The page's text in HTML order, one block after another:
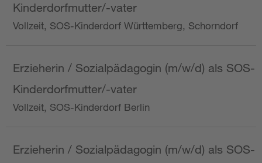
Kinderdorfmutter/-vater
Vollzeit, SOS-Kinderdorf Württemberg, Schorndorf
Erzieherin / Sozialpädagogin (m/w/d) als SOS-
Kinderdorfmutter/-vater
Vollzeit, SOS-Kinderdorf Berlin
Erzieherin / Sozialpädagogin (m/w/d) als SOS-